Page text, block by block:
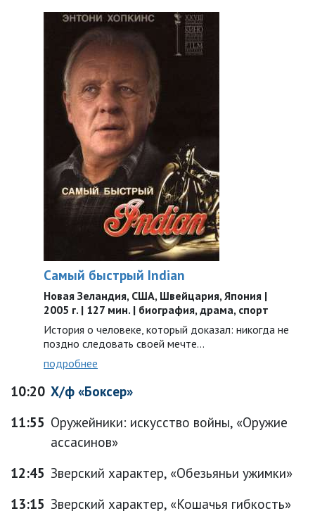
Самый быстрый Indian
Новая Зеландия, США, Швейцария, Япония |
2005 г. | 127 мин. | биография, драма, спорт
История о человеке, который доказал: никогда не
поздно следовать своей мечте…
подробнее
10:20 Х/ф «Боксер»
11:55 Оружейники: искусство войны, «Оружие
ассасинов»
12:45 Зверский характер, «Обезьяньи ужимки»
13:15 Зверский характер, «Кошачья гибкость»